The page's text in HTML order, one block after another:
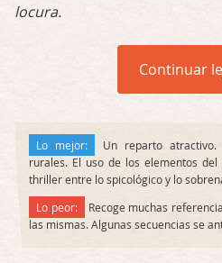
locura.
Continuar
Lo mejor:
Un reparto atractivo.
rurales. El uso de los elementos
thriller entre lo spicológico y lo
Lo peor:
Recoge muchas
las mismas. Algunas secuencias se